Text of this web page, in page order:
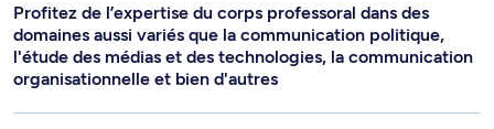
Profitez de l’expertise du corps professoral dans des
domaines aussi variés que la communication politique,
l'étude des médias et des technologies, la communication
organisationnelle et bien d'autres